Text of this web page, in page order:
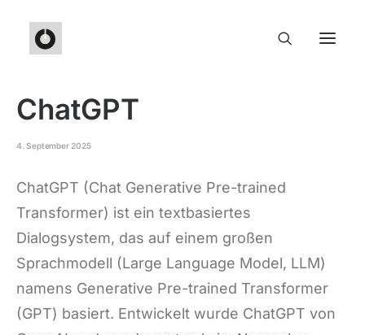
ChatGPT
4. September 2025
ChatGPT (Chat Generative Pre-trained
Transformer) ist ein textbasiertes
Dialogsystem, das auf einem großen
Sprachmodell (Large Language Model, LLM)
namens Generative Pre-trained Transformer
(GPT) basiert. Entwickelt wurde ChatGPT von